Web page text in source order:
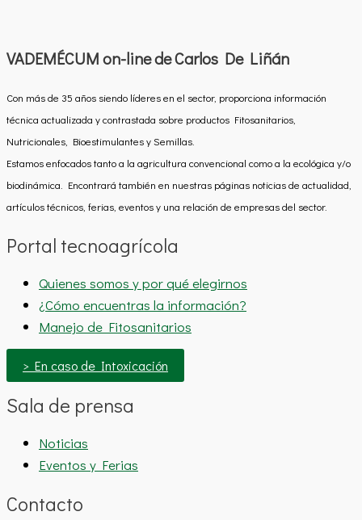
VADEMÉCUM on-line de Carlos De Liñán
Con más de 35 años siendo líderes en el sector, proporciona información
técnica actualizada y contrastada sobre productos Fitosanitarios,
Nutricionales, Bioestimulantes y Semillas.
Estamos enfocados tanto a la agricultura convencional como a la ecológica y/o
biodinámica. Encontrará también en nuestras páginas noticias de actualidad,
artículos técnicos, ferias, eventos y una relación de empresas del sector.
Portal tecnoagrícola
Quienes somos y por qué elegirnos
¿Cómo encuentras la información?
Manejo de Fitosanitarios
> En caso de Intoxicación
Sala de prensa
Noticias
Eventos y Ferias
Contacto